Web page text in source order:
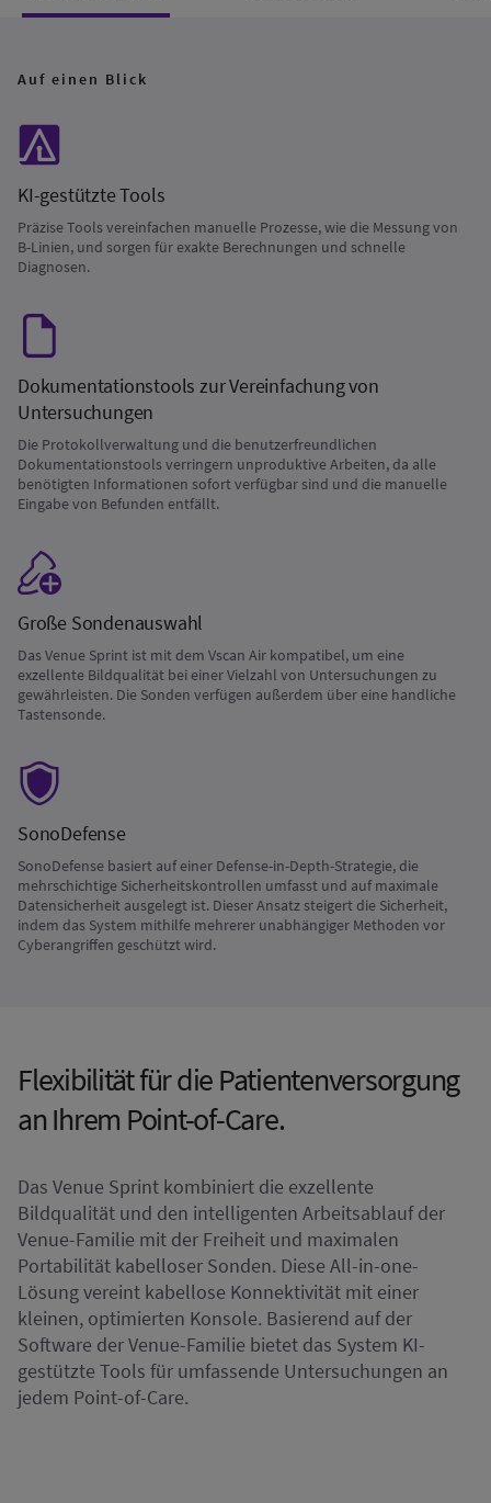
Auf einen Blick
KI-gestützte Tools
Präzise Tools vereinfachen manuelle Prozesse, wie die Messung von
B-Linien, und sorgen für exakte Berechnungen und schnelle
Diagnosen.
Dokumentationstools zur Vereinfachung von
Untersuchungen
Die Protokollverwaltung und die benutzerfreundlichen
Dokumentationstools verringern unproduktive Arbeiten, da alle
benötigten Informationen sofort verfügbar sind und die manuelle
Eingabe von Befunden entfällt.
Große Sondenauswahl
Das Venue Sprint ist mit dem Vscan Air kompatibel, um eine
exzellente Bildqualität bei einer Vielzahl von Untersuchungen zu
gewährleisten. Die Sonden verfügen außerdem über eine handliche
Tastensonde.
SonoDefense
SonoDefense basiert auf einer Defense-in-Depth-Strategie, die
mehrschichtige Sicherheitskontrollen umfasst und auf maximale
Datensicherheit ausgelegt ist. Dieser Ansatz steigert die Sicherheit,
indem das System mithilfe mehrerer unabhängiger Methoden vor
Cyberangriffen geschützt wird.
Flexibilität für die Patientenversorgung
an Ihrem Point-of-Care.
Das Venue Sprint kombiniert die exzellente
Bildqualität und den intelligenten Arbeitsablauf der
Venue-Familie mit der Freiheit und maximalen
Portabilität kabelloser Sonden. Diese All-in-one-
Lösung vereint kabellose Konnektivität mit einer
kleinen, optimierten Konsole. Basierend auf der
Software der Venue-Familie bietet das System KI-
gestützte Tools für umfassende Untersuchungen an
jedem Point-of-Care.